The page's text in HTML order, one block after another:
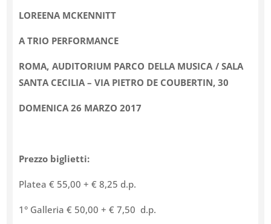
LOREENA MCKENNITT
A TRIO PERFORMANCE
ROMA, AUDITORIUM PARCO DELLA MUSICA / SALA
SANTA CECILIA – VIA PIETRO DE COUBERTIN, 30
DOMENICA 26 MARZO 2017
Prezzo biglietti:
Platea € 55,00 + € 8,25 d.p.
1° Galleria € 50,00 + € 7,50 d.p.